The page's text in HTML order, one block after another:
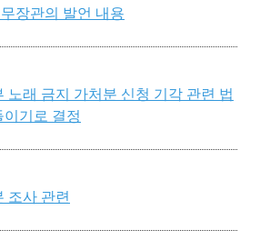
장관의 발언 내용
노래 금지 가처분 신청 기각 관련 법
기로 결정
조사 관련